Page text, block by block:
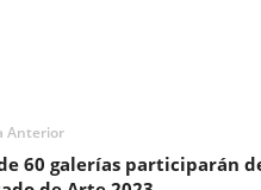
Anterior
60 galerías participarán